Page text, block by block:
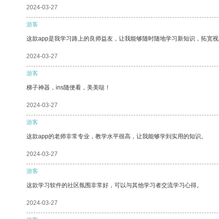
2024-03-27
游客
这款app是我学习路上的良师益友，让我能够随时随地学习新知识，拓宽
2024-03-27
游客
梯子神器，ins随便看，美美哒！
2024-03-27
游客
这款app的老师非常专业，教学水平很高，让我能够学到实用的知识。
2024-03-27
游客
这款学习软件的社区氛围非常好，可以与其他学习者交流学习心得。
2024-03-27